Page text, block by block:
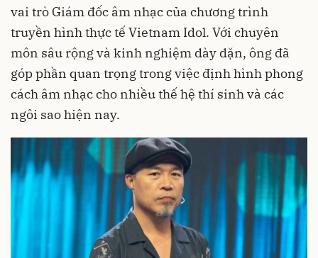
vai trò Giám đốc âm nhạc của chương trình
truyền hình thực tế Vietnam Idol. Với chuyên
môn sâu rộng và kinh nghiệm dày dặn, ông đã
góp phần quan trọng trong việc định hình phong
cách âm nhạc cho nhiều thế hệ thí sinh và các
ngôi sao hiện nay.